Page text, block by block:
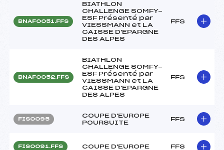
BNAF0051.FFS
BIATHLON
CHALLENGE SOMFY-
ESF Présenté par
VIESSMANN et LA
CAISSE D'EPARGNE
DES ALPES
FFS
BNAF0052.FFS
BIATHLON
CHALLENGE SOMFY-
ESF Présenté par
VIESSMANN et LA
CAISSE D'EPARGNE
DES ALPES
FFS
FIS0095
COUPE D'EUROPE
POURSUITE
FFS
FIS0091.FFS COUPE D'EUROPE FFS